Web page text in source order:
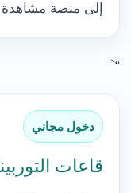
إلى منصة مشاهدة
“`
دخول مجاني
قاعات